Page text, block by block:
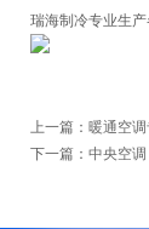
瑞海制冷专业生
上一篇： 暖通空
下一篇： 中央空调